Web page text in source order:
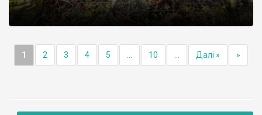
1 2 3 4 5 10 Далі » »